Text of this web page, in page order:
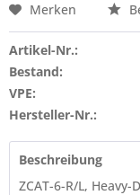
Merken
Artikel-Nr.:
Bestand:
VPE:
Hersteller-Nr.:
Beschreibung
ZCAT-6-R/L,